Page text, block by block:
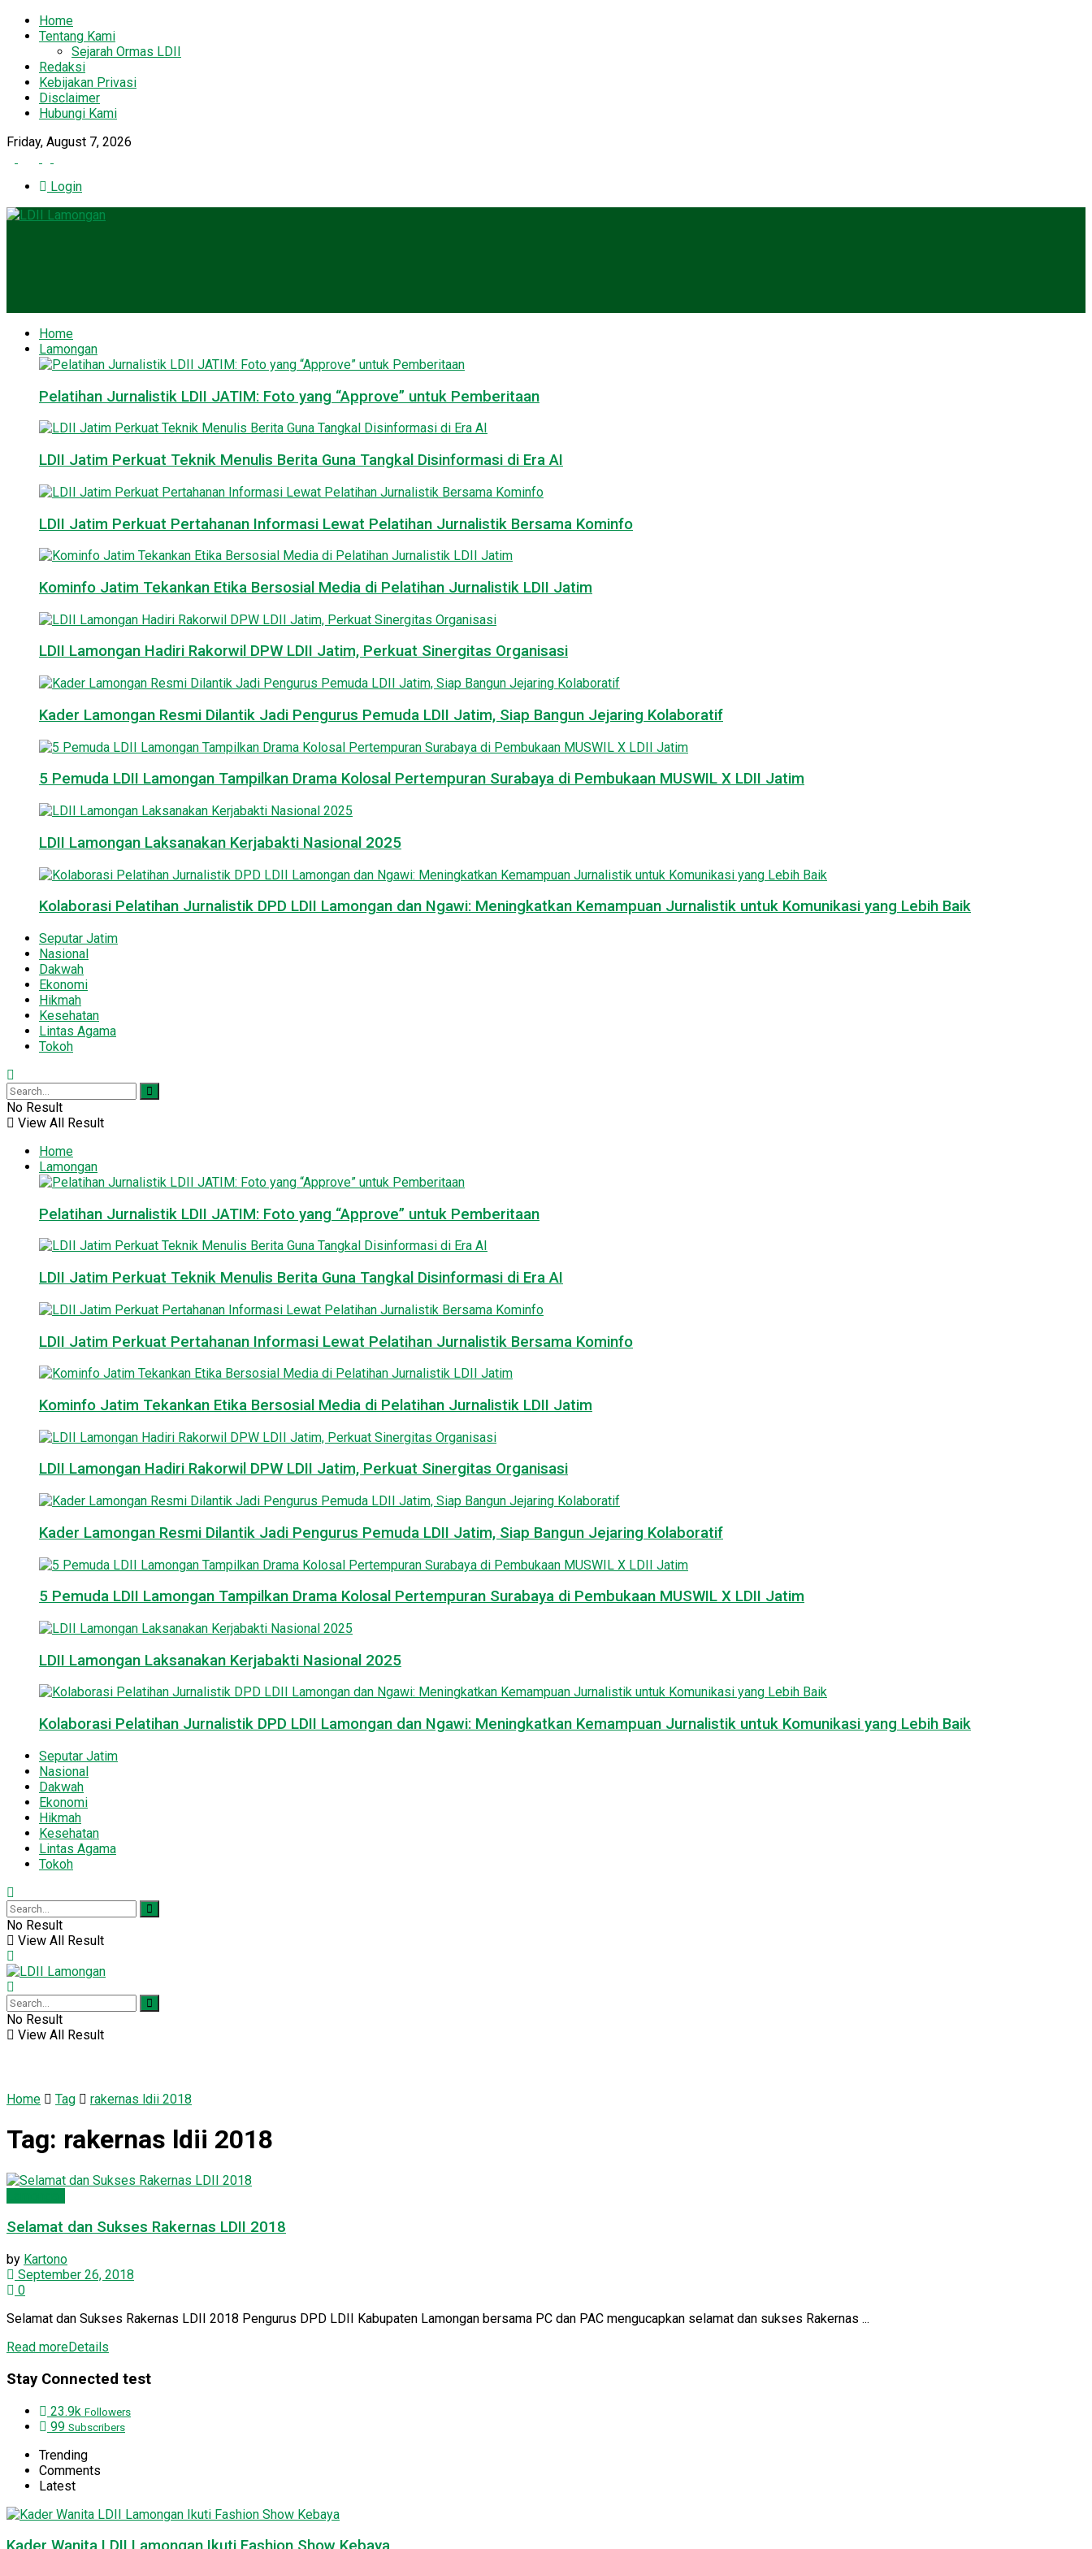
Home
Tentang Kami
Sejarah Ormas LDII
Redaksi
Kebijakan Privasi
Disclaimer
Hubungi Kami
Friday, August 7, 2026
Login
Home
Lamongan
Pelatihan Jurnalistik LDII JATIM: Foto yang “Approve” untuk Pemberitaan
LDII Jatim Perkuat Teknik Menulis Berita Guna Tangkal Disinformasi di Era AI
LDII Jatim Perkuat Pertahanan Informasi Lewat Pelatihan Jurnalistik Bersama Kominfo
Kominfo Jatim Tekankan Etika Bersosial Media di Pelatihan Jurnalistik LDII Jatim
LDII Lamongan Hadiri Rakorwil DPW LDII Jatim, Perkuat Sinergitas Organisasi
Kader Lamongan Resmi Dilantik Jadi Pengurus Pemuda LDII Jatim, Siap Bangun Jejaring Kolaboratif
5 Pemuda LDII Lamongan Tampilkan Drama Kolosal Pertempuran Surabaya di Pembukaan MUSWIL X LDII Jatim
LDII Lamongan Laksanakan Kerjabakti Nasional 2025
Kolaborasi Pelatihan Jurnalistik DPD LDII Lamongan dan Ngawi: Meningkatkan Kemampuan Jurnalistik untuk Komunikasi yang Lebih Baik
Seputar Jatim
Nasional
Dakwah
Ekonomi
Hikmah
Kesehatan
Lintas Agama
Tokoh
No Result
View All Result
Home
Lamongan
Pelatihan Jurnalistik LDII JATIM: Foto yang “Approve” untuk Pemberitaan
LDII Jatim Perkuat Teknik Menulis Berita Guna Tangkal Disinformasi di Era AI
LDII Jatim Perkuat Pertahanan Informasi Lewat Pelatihan Jurnalistik Bersama Kominfo
Kominfo Jatim Tekankan Etika Bersosial Media di Pelatihan Jurnalistik LDII Jatim
LDII Lamongan Hadiri Rakorwil DPW LDII Jatim, Perkuat Sinergitas Organisasi
Kader Lamongan Resmi Dilantik Jadi Pengurus Pemuda LDII Jatim, Siap Bangun Jejaring Kolaboratif
5 Pemuda LDII Lamongan Tampilkan Drama Kolosal Pertempuran Surabaya di Pembukaan MUSWIL X LDII Jatim
LDII Lamongan Laksanakan Kerjabakti Nasional 2025
Kolaborasi Pelatihan Jurnalistik DPD LDII Lamongan dan Ngawi: Meningkatkan Kemampuan Jurnalistik untuk Komunikasi yang Lebih Baik
Seputar Jatim
Nasional
Dakwah
Ekonomi
Hikmah
Kesehatan
Lintas Agama
Tokoh
No Result
View All Result
No Result
View All Result
Home Tag rakernas ldii 2018
Tag: rakernas ldii 2018
Selamat dan Sukses Rakernas LDII 2018
by Kartono
September 26, 2018
0
Selamat dan Sukses Rakernas LDII 2018 Pengurus DPD LDII Kabupaten Lamongan bersama PC dan PAC mengucapkan selamat dan sukses Rakernas ...
Read moreDetails
Stay Connected test
23.9k Followers
99 Subscribers
Trending
Comments
Latest